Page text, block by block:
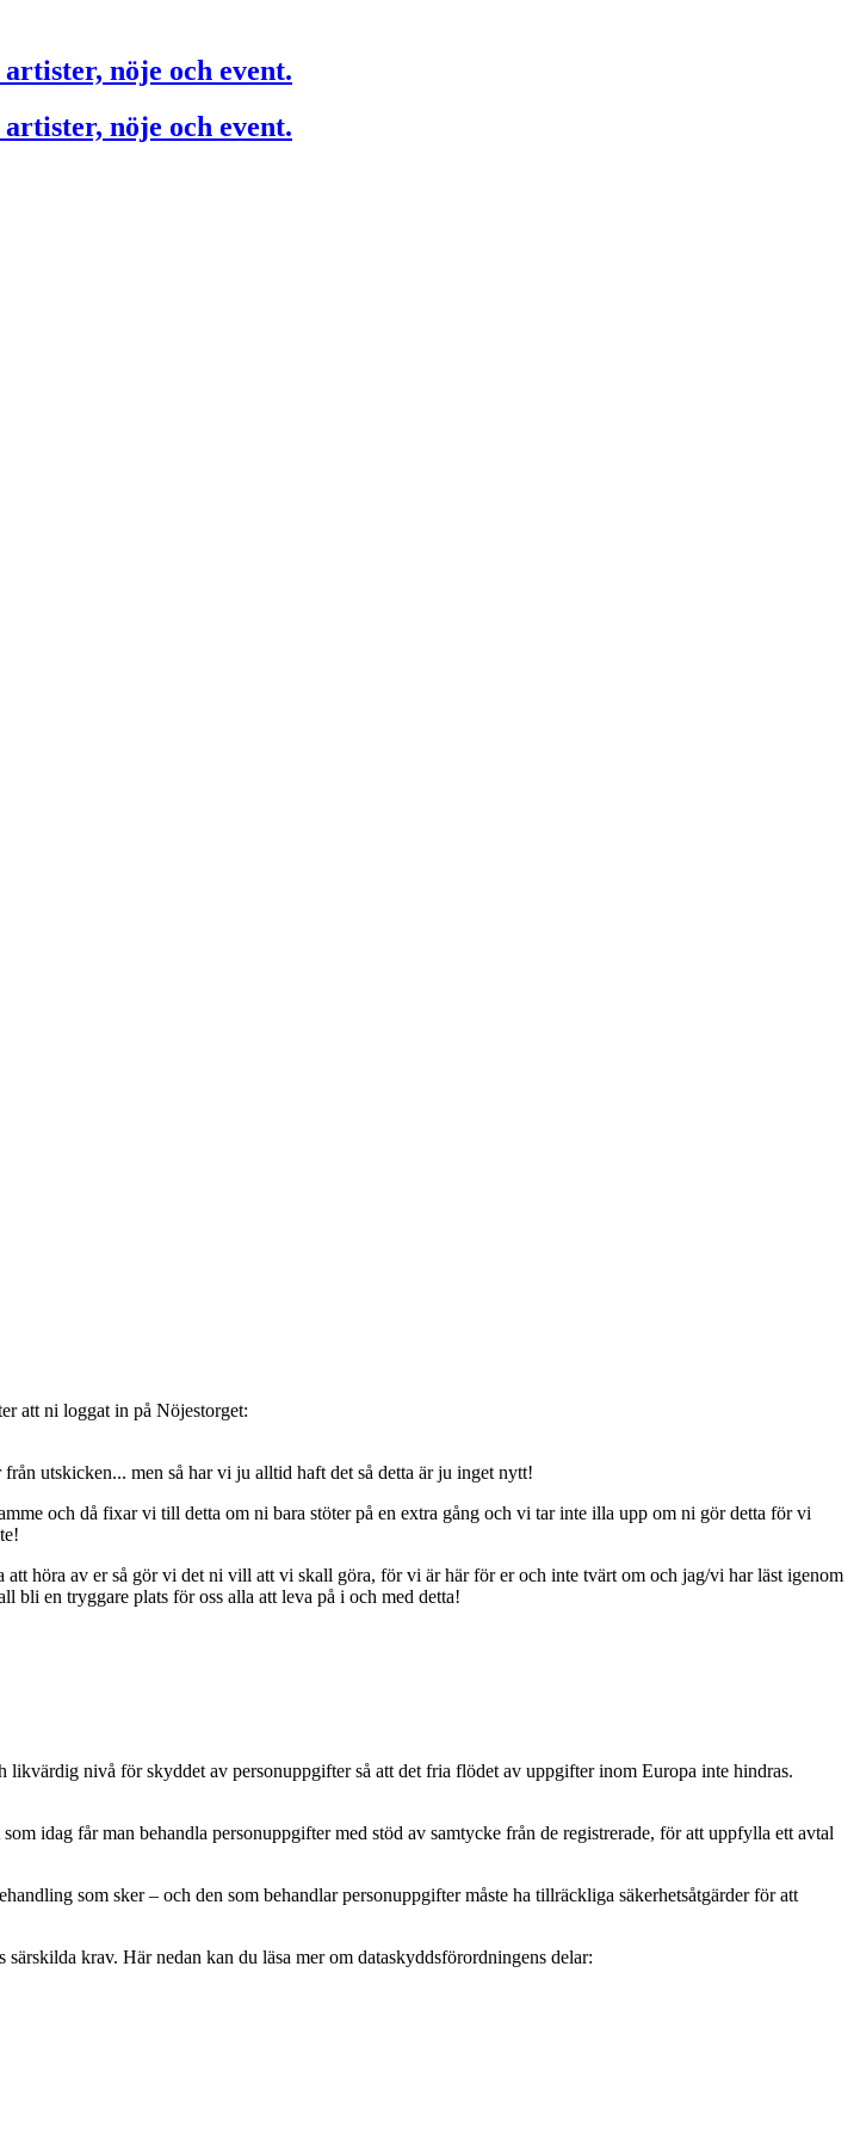
nöje och event.
nöje och event.
att ni loggat in på Nöjestorget:
utskicken... men så har vi ju alltid haft det så detta är ju inget nytt!
och då fixar vi till detta om ni bara stöter på en extra gång och vi tar inte illa upp om ni gör detta för vi
höra av er så gör vi det ni vill att vi skall göra, för vi är här för er och inte tvärt om och jag/vi har läst igenom
bli en tryggare plats för oss alla att leva på i och med detta!
nivå för skyddet av personuppgifter så att det fria flödet av uppgifter inom Europa inte hindras.
idag får man behandla personuppgifter med stöd av samtycke från de registrerade, för att uppfylla ett avtal
som sker – och den som behandlar personuppgifter måste ha tillräckliga säkerhetsåtgärder för att
krav. Här nedan kan du läsa mer om dataskyddsförordningens delar: